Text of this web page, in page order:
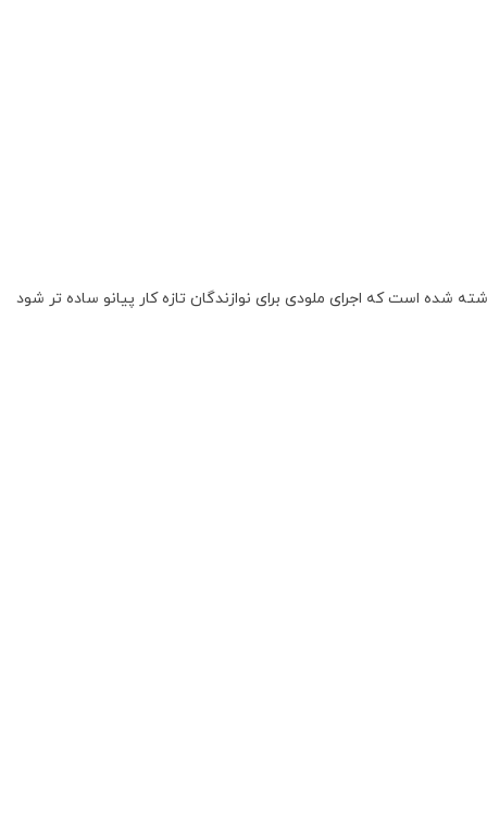
است که اجرای ملودی برای نوازندگان تازه کار پیانو ساده تر شود